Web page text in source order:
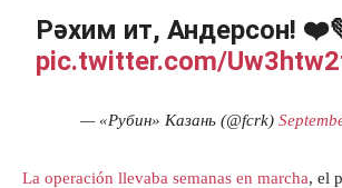
Рәхим ит, Андерсон!
pic.twitter.com/
— «Рубин» Казань (@fcrk)
La operación llevaba semanas en marcha, el